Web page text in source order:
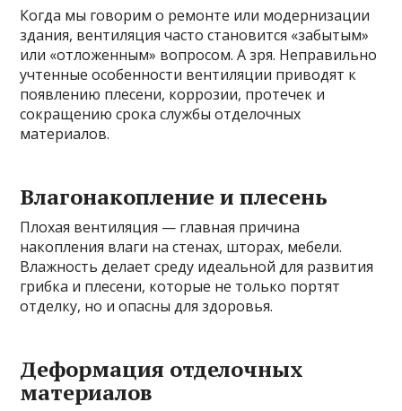
Когда мы говорим о ремонте или модернизации
здания, вентиляция часто становится «забытым»
или «отложенным» вопросом. А зря. Неправильно
учтенные особенности вентиляции приводят к
появлению плесени, коррозии, протечек и
сокращению срока службы отделочных
материалов.
Влагонакопление и плесень
Плохая вентиляция — главная причина
накопления влаги на стенах, шторах, мебели.
Влажность делает среду идеальной для развития
грибка и плесени, которые не только портят
отделку, но и опасны для здоровья.
Деформация отделочных
материалов